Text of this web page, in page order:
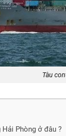
Tàu
Phòng ở đâu ?